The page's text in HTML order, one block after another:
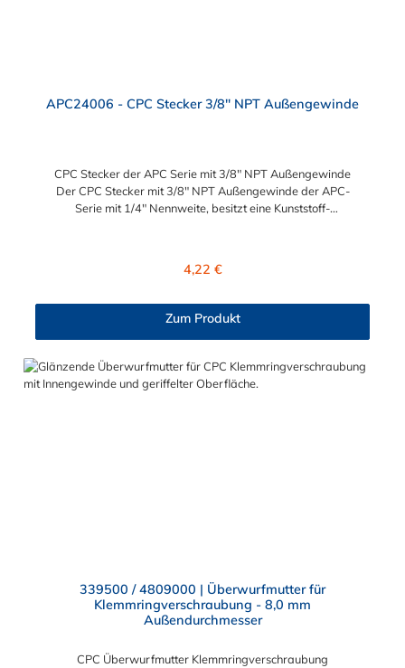
APC24006 - CPC Stecker 3/8" NPT Außengewinde
CPC Stecker der APC Serie mit 3/8" NPT Außengewinde
Der CPC Stecker mit 3/8" NPT Außengewinde der APC-
Serie mit 1/4" Nennweite, besitzt eine Kunststoff-
hat kein Absperrventil. Mögliche Anwendungsbereiche sind die
Systeme, Wärmetherapie, Teilereinigung und Schankanlagen.
Baugruppen Wartung – Schneller und einfacher Austausch von
Baugruppen und Aufrüstungen Sicherheit – Eliminierung
Regulärer Preis:
4,22 €
Zum Produkt
339500 / 4809000 | Überwurfmutter für
Klemmringverschraubung - 8,0 mm
Außendurchmesser
CPC Überwurfmutter Klemmringverschraubung